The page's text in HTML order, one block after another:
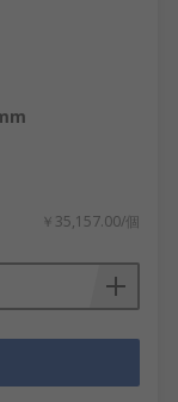
￥35,157.00/個